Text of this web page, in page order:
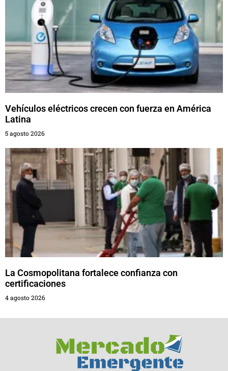
Vehículos eléctricos crecen con fuerza en América
Latina
5 agosto 2026
La Cosmopolitana fortalece confianza con
certificaciones
4 agosto 2026